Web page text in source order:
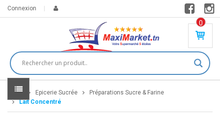
Connexion
0
PR
DU
IT(
S)
Home Epicerie Sucrée
Préparations Sucre & Farine
Lait Concentré